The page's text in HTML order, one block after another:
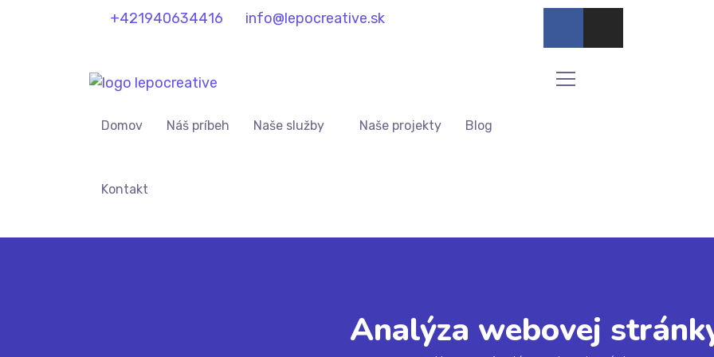
+421940634416 info@lepocreative.sk
Domov Náš príbeh Naše služby Naše projekty Blog
Kontakt
Analýza webovej